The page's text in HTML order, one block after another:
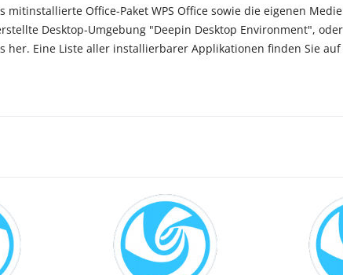
Office-Paket WPS Office sowie die eigenen
Desktop-Umgebung "Deepin Desktop Environment",
her. Eine Liste aller installierbarer Applikationen finden Sie